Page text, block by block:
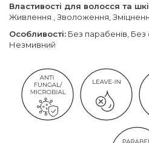
Властивості для волосся та
Живлення , Зволоження,
Особливості: Без парабенів, Без
Незмивний